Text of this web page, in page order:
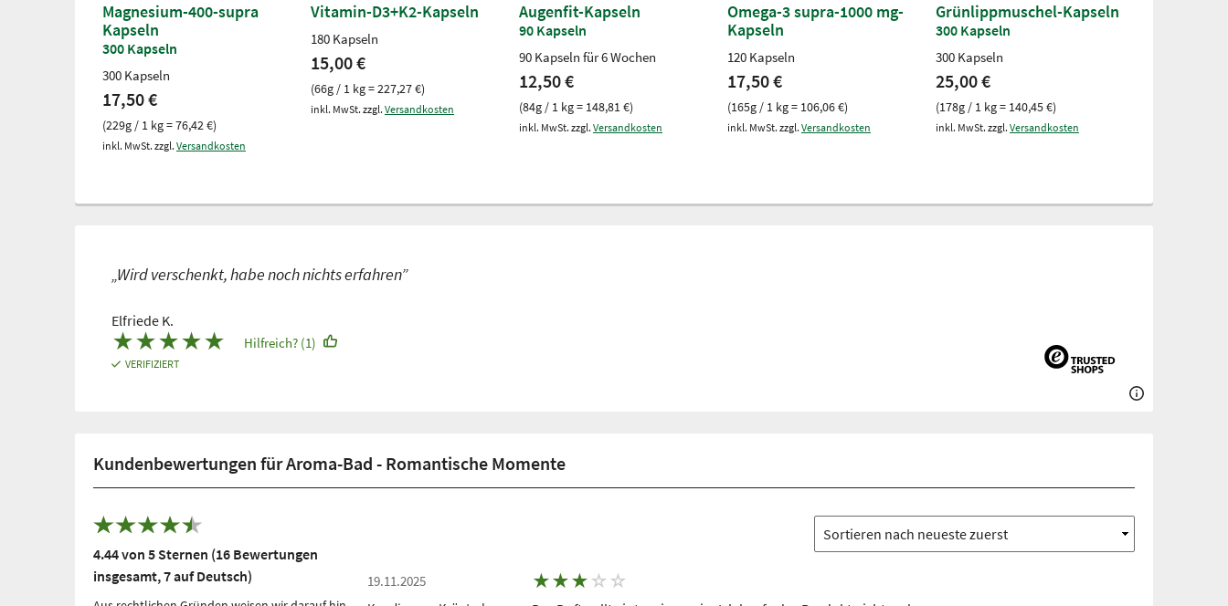
Magnesium-400-supra
Kapseln
300 Kapseln
300 Kapseln
17,50 €
(229g / 1 kg = 76,42 €)
inkl. MwSt. zzgl. Versandkosten
Vitamin-D3+K2-Kapseln
180 Kapseln
15,00 €
(66g / 1 kg = 227,27 €)
inkl. MwSt. zzgl. Versandkosten
Augenfit-Kapseln
90 Kapseln
90 Kapseln für 6 Wochen
12,50 €
(84g / 1 kg = 148,81 €)
inkl. MwSt. zzgl. Versandkosten
Omega-3 supra-1000 mg-
Kapseln
120 Kapseln
17,50 €
(165g / 1 kg = 106,06 €)
inkl. MwSt. zzgl. Versandkosten
Grünlippmuschel-Kapseln
300 Kapseln
300 Kapseln
25,00 €
(178g / 1 kg = 140,45 €)
inkl. MwSt. zzgl. Versandkosten
„Wird verschenkt, habe noch nichts erfahren”
Elfriede K.
★★★★★
VERIFIZIERT
Hilfreich? (1)
Kundenbewertungen für Aroma-Bad - Romantische Momente
4.44 von 5 Sternen (16 Bewertungen
insgesamt, 7 auf Deutsch)
19.11.2025
★★★ ☆ ☆